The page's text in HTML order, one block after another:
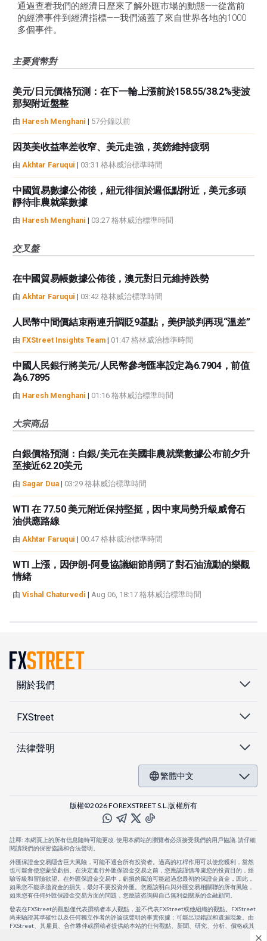
通過查看我們的經濟日歷來了解外匯市場的動態——從當前
的經濟事件到經濟指標——我們涵蓋了來自世界各地的1000
多個事件。
主要貨幣對
美元/日元價格預測：在下一輪上漲前於158.55/38.2%斐波
那契附近盤整
由 Haresh Menghani | 57分鐘以前
因英美收益率差收窄、美元走強，英鎊維持疲弱
由 Akhtar Faruqui | 03:31 格林威治標準時間
中國貿易數據公佈後，紐元徘徊於週低點附近，美元多頭
靜待非農就業數據
由 Haresh Menghani | 03:27 格林威治標準時間
交叉盤
在中國貿易帳數據公佈後，澳元對日元維持跌勢
由 Akhtar Faruqui | 03:42 格林威治標準時間
人民幣中間價結束兩連升調貶9基點，美伊談判再現“溫差”
由 FXStreet Insights Team | 01:47 格林威治標準時間
中國人民銀行將美元/人民幣參考匯率設定為6.7904，前值
為6.7895
由 Haresh Menghani | 01:16 格林威治標準時間
大宗商品
白銀價格預測：白銀/美元在美國非農就業數據公布前夕升
至接近62.20美元
由 Sagar Dua | 03:29 格林威治標準時間
WTI 在 77.50 美元附近保持堅挺，因中東局勢升級威脅石
油供應路線
由 Akhtar Faruqui | 00:47 格林威治標準時間
WTI 上漲，因伊朗-阿曼協議細節削弱了對石油流動的樂觀
情緒
由 Vishal Chaturvedi | Aug 06, 18:17 格林威治標準時間
關於我們
FXStreet
法律聲明
繁體中文
版權©2026 FOREXSTREET S.L.版權所有
註釋: 本網頁上的所有信息隨時可能更改. 使用本網站的瀏覽者必須接受我們的用戶協議. 請仔細
閱讀我們的保密協議和合法聲明。
外匯保證金交易隱含巨大風險，可能不適合所有投資者。過高的杠桿作用可以使您獲利，當然
也可能會使您蒙受虧損。在決定進行外匯保證金交易之前，您應該謹慎考慮您的投資目的，經
驗等級和冒險欲望。在外匯保證金交易中，虧損的風險可能超過您最初的保證金資金，因此，
如果您不能承擔資金的損失，最好不要投資外匯。您應該明白與外匯交易相關聯的所有風險，
如果您有任何外匯保證金交易方面的問題，您應該咨詢與自己無利益關系的金融顧問。
發表在FXStreet的觀點僅代表撰稿者本人觀點，並不代表FXStreet或他組織的觀點。FXStreet
尚未驗證其準確性以及任何獨立作者的評論或聲明的事實依據：可能出現錯誤和遺漏現象。由
FXStreet、其雇員、合作夥伴或撰稿者提供給本站的任何觀點、新聞、研究、分析、價格或其